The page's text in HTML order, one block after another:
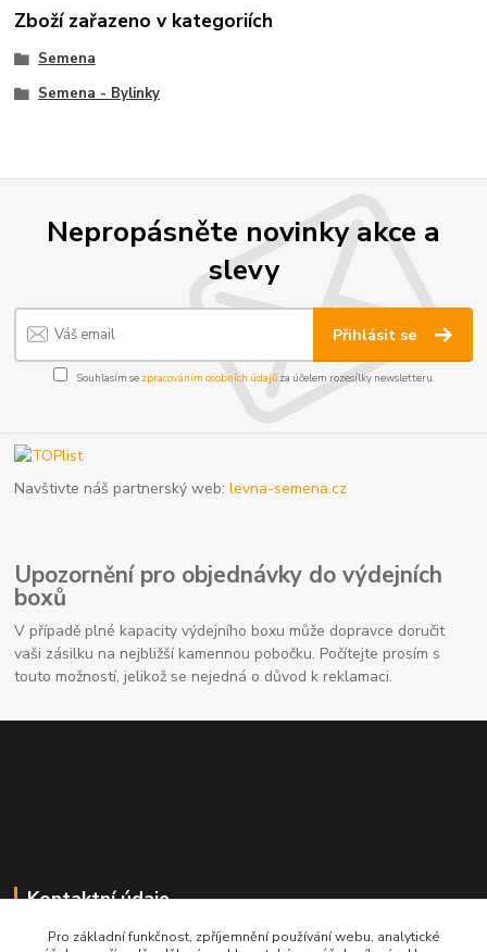
Zboží zařazeno v kategoriích
Semena
Semena - Bylinky
Nepropásněte novinky akce a
slevy
Přihlásit se
Souhlasím se zpracováním osobních údajůza účelem rozesílky newsletteru.
Navštivte náš partnerský web:levna-semena.cz
Upozornění pro objednávky do výdejních
boxů
V případě plné kapacity výdejního boxu může dopravce doručit
vaši zásilku na nejbližší kamennou pobočku. Počítejte prosím s
touto možností, jelikož se nejedná o důvod k reklamaci.
Kontaktní údaje
Pro základní funkčnost, zpříjemnění používání webu, analytické